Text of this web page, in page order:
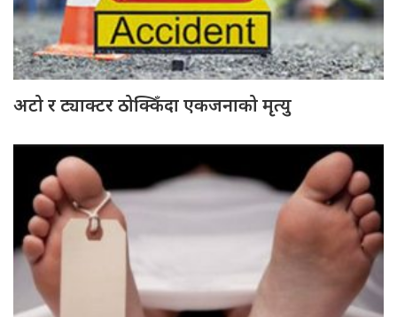
अटो र ट्याक्टर ठोक्किँदा एकजनाको मृत्यु